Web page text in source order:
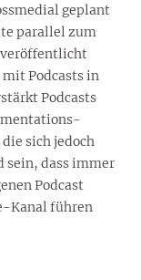
geplant
parallel zum
veröffentlicht
mit Podcasts in
Podcasts
sich jedoch
sein, dass immer
Podcast
Kanal führen